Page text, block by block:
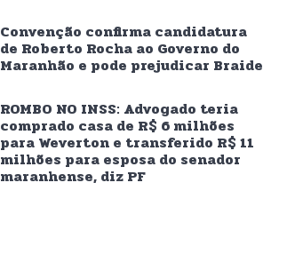
Convenção confirma candidatura
de Roberto Rocha ao Governo do
Maranhão e pode prejudicar Braide
ROMBO NO INSS: Advogado teria
comprado casa de R$ 6 milhões
para Weverton e transferido R$ 11
milhões para esposa do senador
maranhense, diz PF